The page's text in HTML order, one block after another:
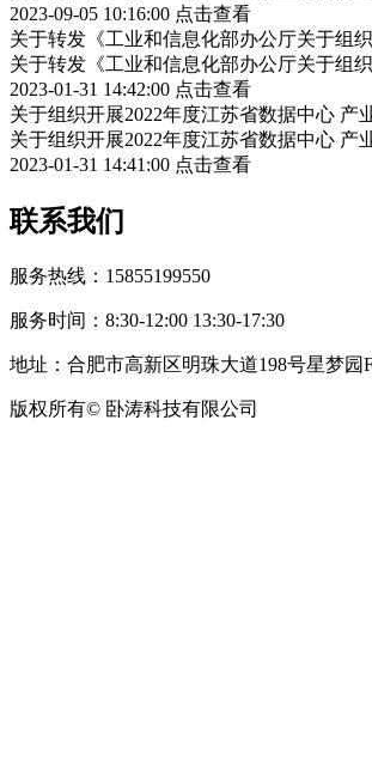
2023-09-05 10:16:00 点击查看
关于转发《工业和信息化部办公厅关于组
关于转发《工业和信息化部办公厅关于组
2023-01-31 14:42:00 点击查看
关于组织开展2022年度江苏省数据中心 产
关于组织开展2022年度江苏省数据中心 产
2023-01-31 14:41:00 点击查看
联系我们
服务热线：15855199550
服务时间：8:30-12:00 13:30-17:30
地址：合肥市高新区明珠大道198号星梦园
版权所有© 卧涛科技有限公司